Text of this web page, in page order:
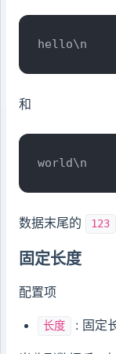
hello\n
和
world\n
数据末尾的 123
固定长度
配置项
长度 : 固定